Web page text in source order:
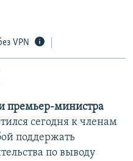
VPN
премьер-министра
сегодня к членам
поддержать
по выводу